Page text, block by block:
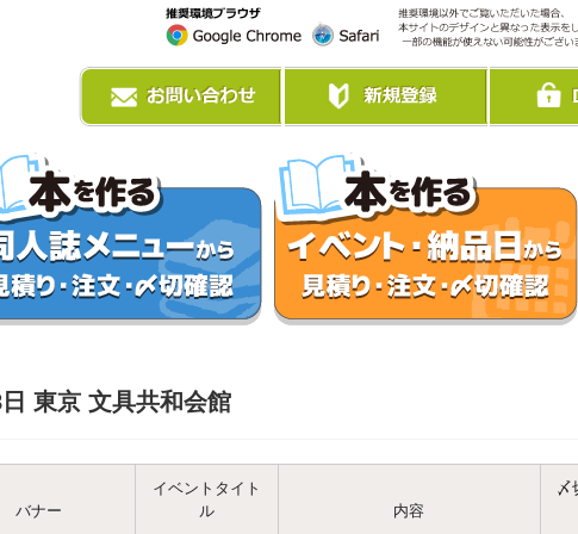
東京 文具共和会館
バナー
イベントタイト
ル
内容
〆